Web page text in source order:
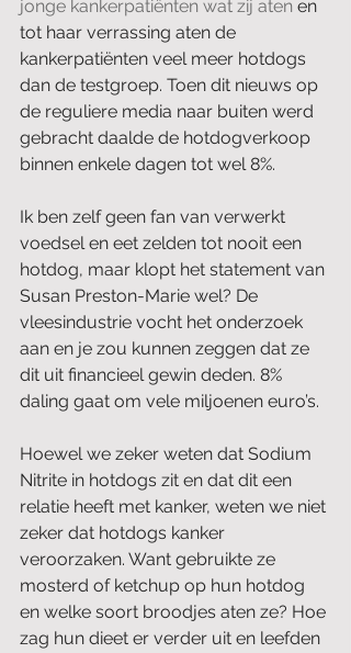
jonge kankerpatiënten wat zij aten en
tot haar verrassing aten de
kankerpatiënten veel meer hotdogs
dan de testgroep. Toen dit nieuws op
de reguliere media naar buiten werd
gebracht daalde de hotdogverkoop
binnen enkele dagen tot wel 8%.
Ik ben zelf geen fan van verwerkt
voedsel en eet zelden tot nooit een
hotdog, maar klopt het statement van
Susan Preston-Marie wel? De
vleesindustrie vocht het onderzoek
aan en je zou kunnen zeggen dat ze
dit uit financieel gewin deden. 8%
daling gaat om vele miljoenen euro’s.
Hoewel we zeker weten dat Sodium
Nitrite in hotdogs zit en dat dit een
relatie heeft met kanker, weten we niet
zeker dat hotdogs kanker
veroorzaken. Want gebruikte ze
mosterd of ketchup op hun hotdog
en welke soort broodjes aten ze? Hoe
zag hun dieet er verder uit en leefden